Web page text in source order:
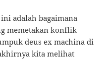
adalah bagaimana
memetakan konflik
deus ex machina di
kita melihat